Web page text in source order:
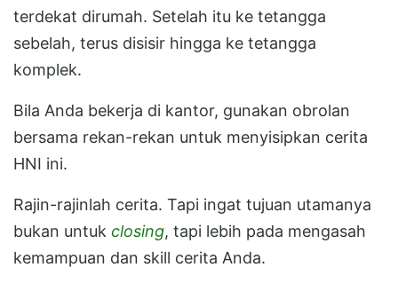
terdekat dirumah. Setelah itu ke tetangga
sebelah, terus disisir hingga ke tetangga
komplek.
Bila Anda bekerja di kantor, gunakan obrolan
bersama rekan-rekan untuk menyisipkan cerita
HNI ini.
Rajin-rajinlah cerita. Tapi ingat tujuan utamanya
bukan untuk closing, tapi lebih pada mengasah
kemampuan dan skill cerita Anda.